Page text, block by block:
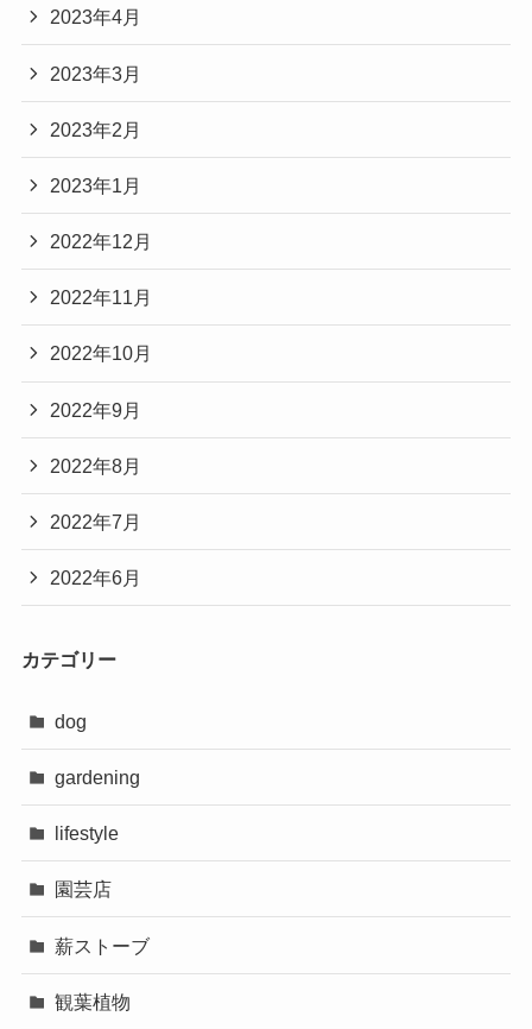
2023年4月
2023年3月
2023年2月
2023年1月
2022年12月
2022年11月
2022年10月
2022年9月
2022年8月
2022年7月
2022年6月
カテゴリー
dog
gardening
lifestyle
園芸店
薪ストーブ
観葉植物